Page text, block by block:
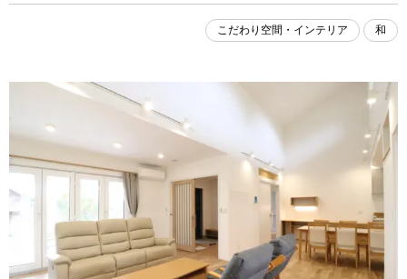
こだわり空間・インテリア 和